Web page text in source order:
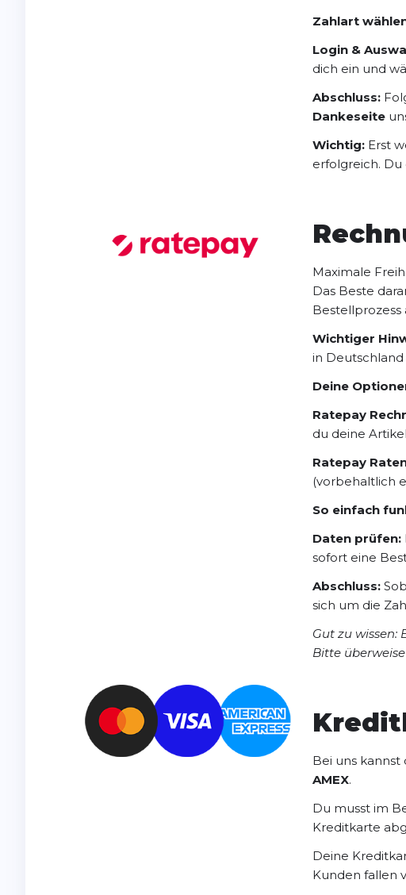
Zahlart
Login &
dich ein und
Abschluss:
Dankeseite
Wichtig: Erst
erfolgreich.
Maximale
Das Beste
Bestellprozess
Wichtiger
in
Deine
Ratepay
du deine
Ratepay
(vorbehaltlich
So einfach
Daten prüfen:
sofort eine
Abschluss:
sich um die
Gut zu wissen:
Bitte
Bei uns
AMEX.
Du musst im
Kreditkarte
Deine
Kunden fallen